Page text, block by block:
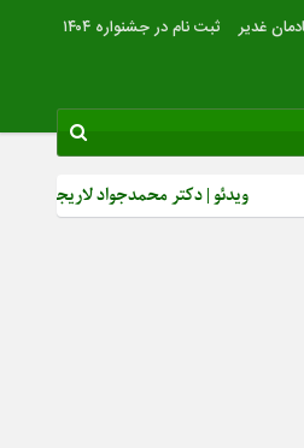
غدیر ثبت نام در جشنواره ۱۴۰۴
| دکتر محمدجواد لاریجانی: از رشد